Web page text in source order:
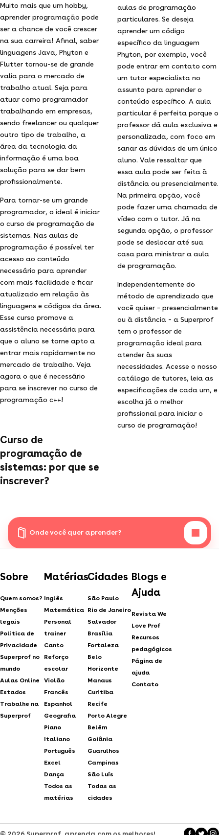
Muito mais que um hobby,
aprender programação pode
ser a chance de você crescer
na sua carreira! Afinal, saber
linguagens Java, Phyton e
Flutter tornou-se de grande
valia para o mercado de
trabalho atual. Seja para
atuar como programador
trabalhando em empresas,
sendo freelancer ou qualquer
outro tipo de trabalho, a
área da tecnologia da
informação é uma boa
solução para se dar bem
profissionalmente.
Para tornar-se um grande
programador, o ideal é iniciar
o curso de programação de
sistemas. Nas aulas de
programação é possível ter
acesso ao conteúdo
necessário para aprender
com mais facilidade e ficar
atualizado em relação às
linguagens e códigos da área.
Esse curso promove a
assistência necessária para
que o aluno se torne apto a
entrar mais rapidamente no
mercado de trabalho. Veja
agora o que é necessário
para se inscrever no curso de
programação c++!
Curso de
programação de
sistemas: por que se
inscrever?
aulas de programação
particulares. Se deseja
aprender um código
específico da linguagem
Phyton, por exemplo, você
pode entrar em contato com
um tutor especialista no
assunto para aprender o
conteúdo específico. A aula
particular é perfeita porque o
professor dá aula exclusiva e
personalizada, com foco em
sanar as dúvidas de um único
aluno. Vale ressaltar que
essa aula pode ser feita à
distância ou presencialmente.
Na primeira opção, você
pode fazer uma chamada de
vídeo com o tutor. Já na
segunda opção, o professor
pode se deslocar até sua
casa para ministrar a aula
de programação.
Independentemente do
método de aprendizado que
você quiser – presencialmente
ou à distância – a Superprof
tem o professor de
programação ideal para
atender às suas
necessidades. Acesse o nosso
catálogo de tutores, leia as
especificações de cada um, e
escolha já o melhor
profissional para iniciar o
curso de programação!
Onde você quer aprender?
Sobre
Quem somos?
Menções
legais
Politica de
Privacidade
Superprof no
mundo
Aulas Online
Estados
Trabalhe na
Superprof
Matérias
Inglês
Matemática
Personal
trainer
Canto
Reforço
escolar
Violão
Francês
Espanhol
Geografia
Piano
Italiano
Português
Excel
Dança
Todos as
matérias
Cidades
São Paulo
Rio de Janeiro
Salvador
Brasília
Fortaleza
Belo
Horizonte
Manaus
Curitiba
Recife
Porto Alegre
Belém
Goiânia
Guarulhos
Campinas
São Luís
Todas as
cidades
Blogs e
Ajuda
Revista We
Love Prof
Recursos
pedagógicos
Página de
ajuda
Contato